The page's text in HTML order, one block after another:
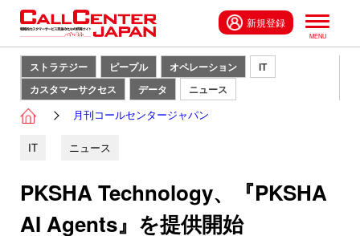
新規登録
ストラテジー ピープル オペレーション
IT
カスタマーサクセス
データ ニュース
月刊コールセンタージャパン
IT ニュース
PKSHA Technology、『PKSHA
AI Agents』を提供開始